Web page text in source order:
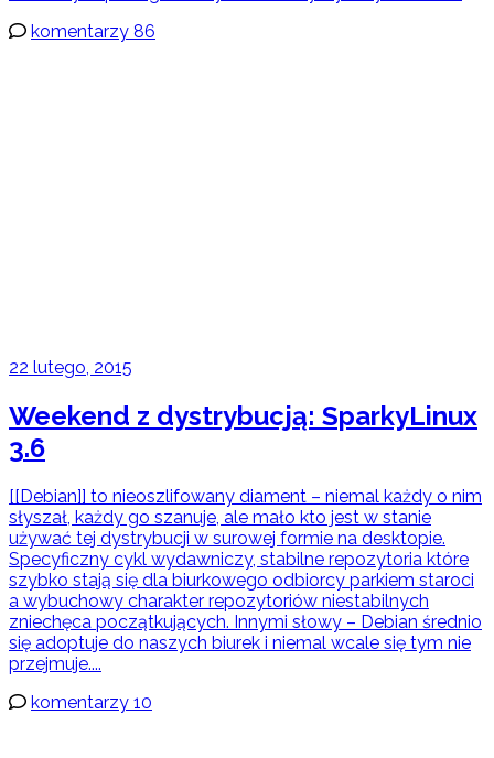
komentarzy 86
22 lutego, 2015
Weekend z dystrybucją: SparkyLinux
3.6
[[Debian]] to nieoszlifowany diament – niemal każdy o nim
słyszał, każdy go szanuje, ale mało kto jest w stanie
używać tej dystrybucji w surowej formie na desktopie.
Specyficzny cykl wydawniczy, stabilne repozytoria które
szybko stają się dla biurkowego odbiorcy parkiem staroci
a wybuchowy charakter repozytoriów niestabilnych
zniechęca początkujących. Innymi słowy – Debian średnio
się adoptuje do naszych biurek i niemal wcale się tym nie
przejmuje....
komentarzy 10